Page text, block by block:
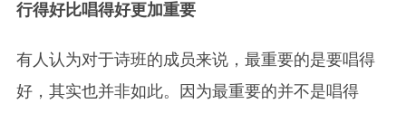
行得好比唱得好更加重要
有人认为对于诗班的成员来说，最重要的是要唱得
好，其实也并非如此。因为最重要的并不是唱得